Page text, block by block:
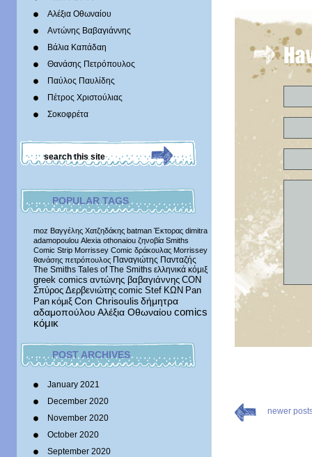
Αλέξια Οθωναίου
Αντώνης Βαβαγιάννης
Βάλια Καπάδαη
Θανάσης Πετρόπουλος
Παύλος Παυλίδης
Πέτρος Χριστούλιας
Σοκοφρέτα
POPULAR TAGS
moz Βαγγέλης Χατζηδάκης batman Έκτορας dimitra
adamopoulou Alexia othonaiou ζηνοβία Smiths
Comic Strip Morrissey Comic δράκουλας Morrissey
θανάσης πετρόπουλος Παναγιώτης Πανταζής
The Smiths Tales of The Smiths ελληνικά κόμιξ
greek comics αντώνης βαβαγιάννης CON
Σπύρος Δερβενιώτης comic Stef ΚΩΝ Pan
Pan κόμιξ Con Chrisoulis δήμητρα
αδαμοπούλου Αλέξια Οθωναίου comics
κόμικ
POST ARCHIVES
January 2021
December 2020
November 2020
October 2020
September 2020
newer